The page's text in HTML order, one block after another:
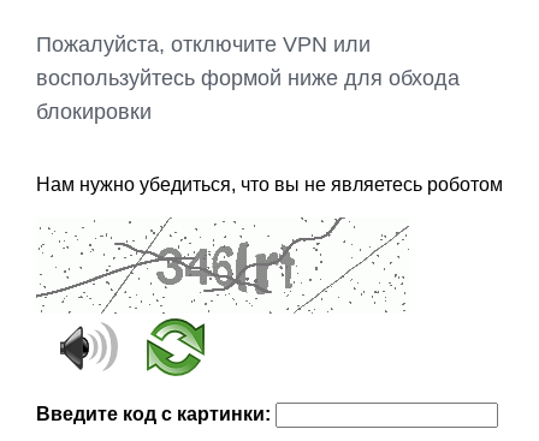
Пожалуйста, отключите VPN или
воспользуйтесь формой ниже для обхода
блокировки
Нам нужно убедиться, что вы не являетесь роботом
Введите код с картинки: